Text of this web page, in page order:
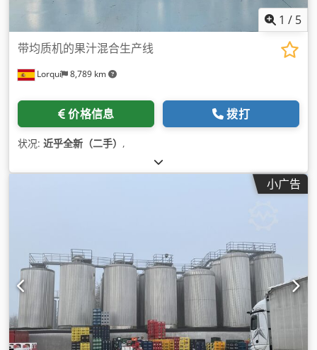
1 / 5
Lorquí 8,789 km
带均质机的果汁混合生产线
价格信息 拨打
状况: 近乎全新（二手） ,
小广告